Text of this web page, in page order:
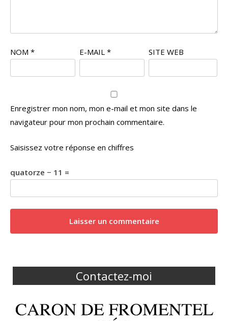
NOM * E-MAIL * SITE WEB
Enregistrer mon nom, mon e-mail et mon site dans le
navigateur pour mon prochain commentaire.
Saisissez votre réponse en chiffres
quatorze − 11 =
Contactez-moi